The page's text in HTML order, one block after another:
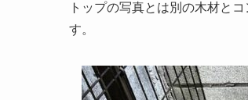
トップの写真とは別の木材と
す。